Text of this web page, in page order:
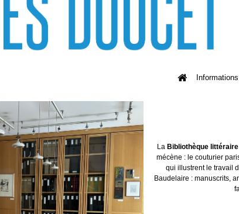
La Bibliothèque
mécène : le couturier
qui illustrent le travail
Baudelaire : manuscrits,